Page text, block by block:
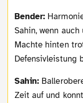
Bender:
Sahin, wenn
Machte hinten
Defensivleistung
Sahin:
Zeit auf und